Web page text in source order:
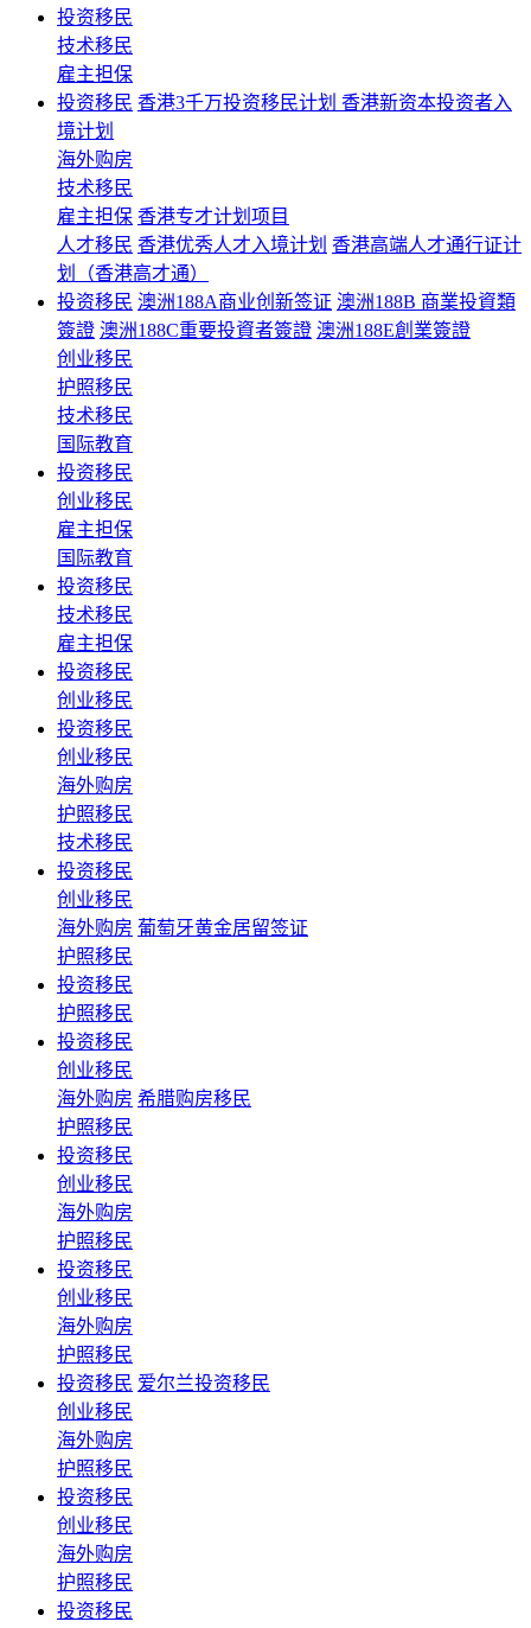
投资移民
技术移民
雇主担保
投资移民 香港3千万投资移民计划 香港新资本投资者入
境计划
海外购房
技术移民
雇主担保 香港专才计划项目
人才移民 香港优秀人才入境计划 香港高端人才通行证计
划（香港高才通）
投资移民 澳洲188A商业创新签证 澳洲188B 商業投資類
簽證 澳洲188C重要投資者簽證 澳洲188E創業簽證
创业移民
护照移民
技术移民
国际教育
投资移民
创业移民
雇主担保
国际教育
投资移民
技术移民
雇主担保
投资移民
创业移民
投资移民
创业移民
海外购房
护照移民
技术移民
投资移民
创业移民
海外购房 葡萄牙黄金居留签证
护照移民
投资移民
护照移民
投资移民
创业移民
海外购房 希腊购房移民
护照移民
投资移民
创业移民
海外购房
护照移民
投资移民
创业移民
海外购房
护照移民
投资移民 爱尔兰投资移民
创业移民
海外购房
护照移民
投资移民
创业移民
海外购房
护照移民
投资移民